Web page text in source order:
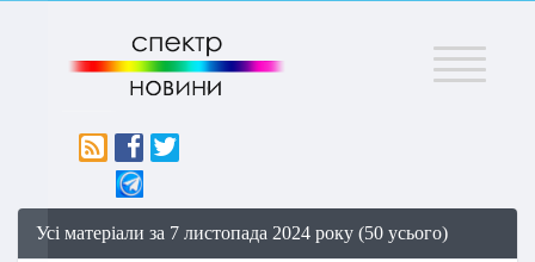
Меню
Усі матеріали за 7 листопада 2024 року (50 усього)